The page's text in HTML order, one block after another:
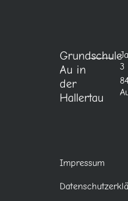
Grundschule
Au in
der
Hallertau
3
Impressum